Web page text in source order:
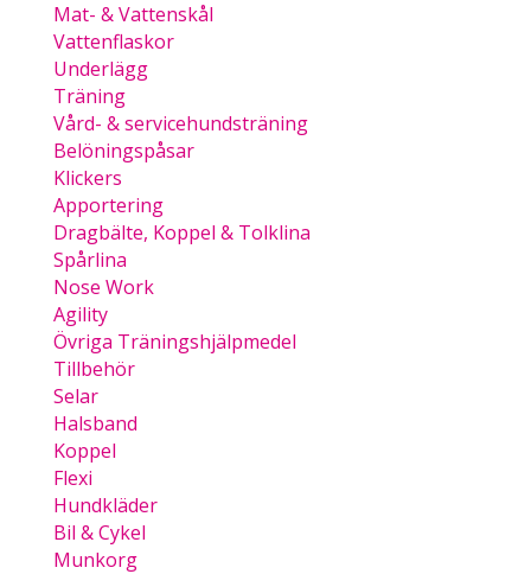
Mat- & Vattenskål
Vattenflaskor
Underlägg
Träning
Vård- & servicehundsträning
Belöningspåsar
Klickers
Apportering
Dragbälte, Koppel & Tolklina
Spårlina
Nose Work
Agility
Övriga Träningshjälpmedel
Tillbehör
Selar
Halsband
Koppel
Flexi
Hundkläder
Bil & Cykel
Munkorg